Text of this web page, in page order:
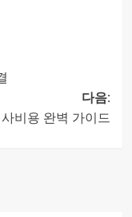
다음:
비용 완벽 가이드